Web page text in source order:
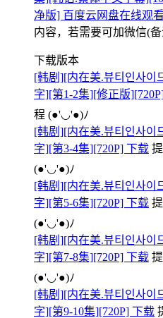
净版] 百度云网盘在线观
内容，若需要可加微信(备
下载版本
[韩剧][内在美.뷰티인사이
字][第1-2集][修正版
程 (●'◡'●)ﾉ
[韩剧][内在美.뷰티인사이
字][第3-4集][720P] 下载
(●'◡'●)ﾉ
[韩剧][内在美.뷰티인사이
字][第5-6集][720P] 下载
(●'◡'●)ﾉ
[韩剧][内在美.뷰티인사이
字][第7-8集][720P] 下载
(●'◡'●)ﾉ
[韩剧][内在美.뷰티인사이
字][第9-10集][720P] 下载